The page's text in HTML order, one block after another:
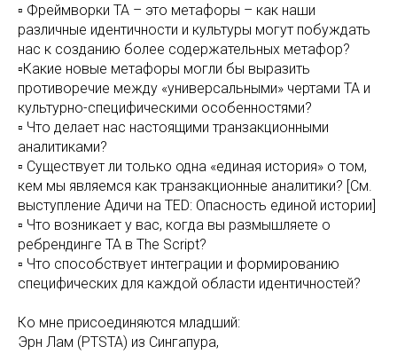
▫ Фреймворки ТА – это метафоры – как наши
различные идентичности и культуры могут побуждать
нас к созданию более содержательных метафор?
▫Какие новые метафоры могли бы выразить
противоречие между «универсальными» чертами ТА и
культурно-специфическими особенностями?
▫ Что делает нас настоящими транзакционными
аналитиками?
▫ Существует ли только одна «единая история» о том,
кем мы являемся как транзакционные аналитики? [См.
выступление Адичи на TED: Опасность единой истории]
▫ Что возникает у вас, когда вы размышляете о
ребрендинге ТА в The Script?
▫ Что способствует интеграции и формированию
специфических для каждой области идентичностей?
Ко мне присоединяются младший:
Эрн Лам (PTSTA) из Сингапура,